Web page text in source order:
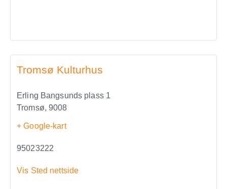
Tromsø Kulturhus
Erling Bangsunds plass 1
Tromsø, 9008
+ Google-kart
95023222
Vis Sted nettside